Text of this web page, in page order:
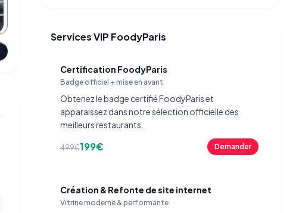
Services VIP FoodyParis
Certification FoodyParis
Badge officiel + mise en avant
Obtenez le badge certifié FoodyParis et
apparaissez dans notre sélection officielle des
meilleurs restaurants.
499€199€ Demander
Création & Refonte de site internet
Vitrine moderne & performante